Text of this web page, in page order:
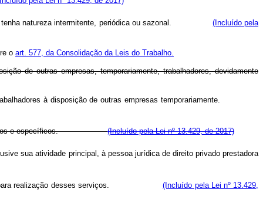
tenha natureza intermitente, periódica ou sazonal. (Incluído pela
o art. 577, da Consolidação da Leis do Trabalho.
de outras empresas, temporariamente, trabalhadores, devidamente
trabalhadores à disposição de outras empresas temporariamente.
e específicos.(Incluído pela Lei nº 13.429, de 2017)
sua atividade principal, à pessoa jurídica de direito privado prestadora
para realização desses serviços.(Incluído pela Lei nº 13.429,